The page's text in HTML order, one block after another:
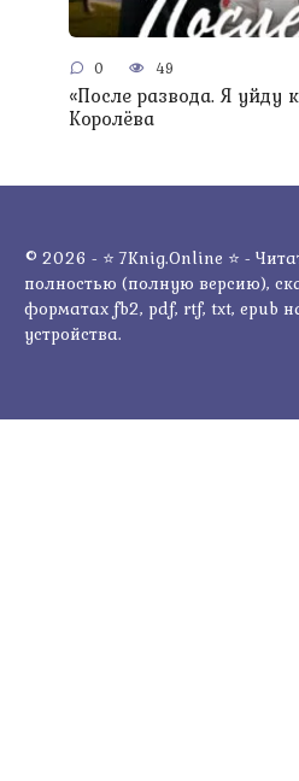
0 49
«После развода. Я уйду
Королёва
© 2026 - ⭐ 7Knig.Online ⭐ -
полностью (полную версию),
форматах fb2, pdf, rtf, txt, epub
устройства.